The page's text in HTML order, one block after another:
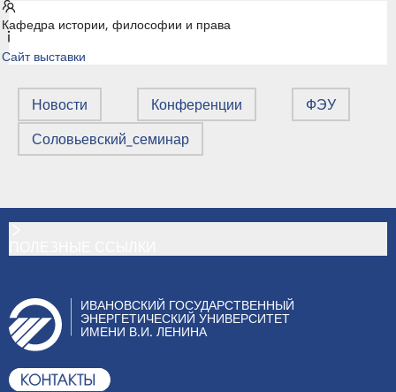
Кафедра истории, философии и права
Сайт выставки
Новости Конференции
ФЭУ
Соловьевский_семинар
ИВАНОВСКИЙ ГОСУДАРСТВЕННЫЙ
ЭНЕРГЕТИЧЕСКИЙ УНИВЕРСИТЕТ
ИМЕНИ В.И. ЛЕНИНА